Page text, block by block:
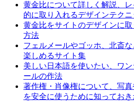
黄金比について詳しく解説、
的に取り入れるデザインテク
黄金比をサイトのデザインに
方法
フェルメールやゴッホ、北斎
楽しめるサイト集
美しい日本語を使いたい、ワ
ールの作法
著作権・肖像権について、写
を安全に使うために知っておき